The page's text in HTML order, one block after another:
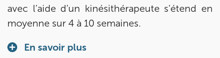
avec l’aide d’un kinésithérapeute s’étend en
moyenne sur 4 à 10 semaines.
En savoir plus
Prenez RDV sur